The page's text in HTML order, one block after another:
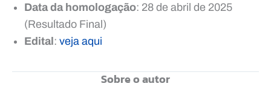
Data da homologação: 28 de abril de 2025
(Resultado Final)
Edital: veja aqui
Sobre o autor